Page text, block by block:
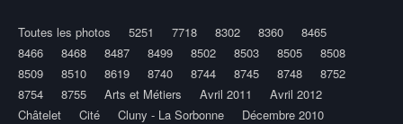
Toutes les photos 5251 7718 8302 8360
8465
8466
8468 8487 8499 8502 8503 8505
8508
8509
8510 8619 8740 8744 8745 8748
8752
8754
8755 Arts et Métiers Avril 2011
Avril 2012
Châtelet
Cité Cluny - La Sorbonne
Décembre 2010